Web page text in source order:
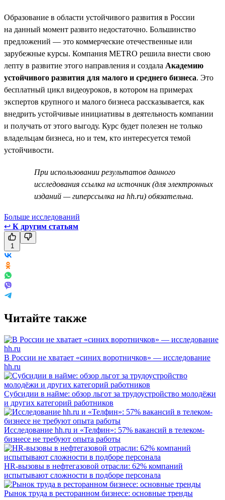
Образование в области устойчивого развития в России
на данный момент развито недостаточно. Большинство
предложений — это коммерческие отечественные или
зарубежные курсы. Компания METRO решила внести свою
лепту в развитие этого направления и создала Академию
устойчивого развития для малого и среднего бизнеса. Это
бесплатный цикл видеоуроков, в котором на примерах
экспертов крупного и малого бизнеса рассказывается, как
внедрить устойчивые инициативы в деятельность компании
и получать от этого выгоду. Курс будет полезен не только
владельцам бизнеса, но и тем, кто интересуется темой
устойчивости.
При использовании результатов данного
исследования ссылка на источник (для электронных
изданий — гиперссылка на hh.ru) обязательна.
Больше исследований
↩ К другим статьям
1
Читайте также
В России не хватает «синих воротничков» — исследование
hh.ru
Субсидии в найме: обзор льгот за трудоустройство молодёжи
и других категорий работников
Исследование hh.ru и «Телфин»: 57% вакансий в телеком-
бизнесе не требуют опыта работы
HR-вызовы в нефтегазовой отрасли: 62% компаний
испытывают сложности в подборе персонала
Рынок труда в ресторанном бизнесе: основные тренды